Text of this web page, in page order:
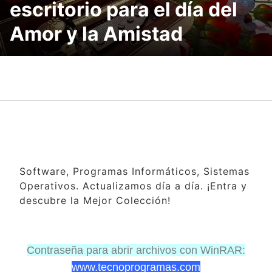
escritorio para el día del
Amor y la Amistad
Software, Programas Informáticos, Sistemas
Operativos. Actualizamos día a día. ¡Entra y
descubre la Mejor Colección!
Contraseña para abrir archivos con WinRAR:
www.tecnoprogramas.com